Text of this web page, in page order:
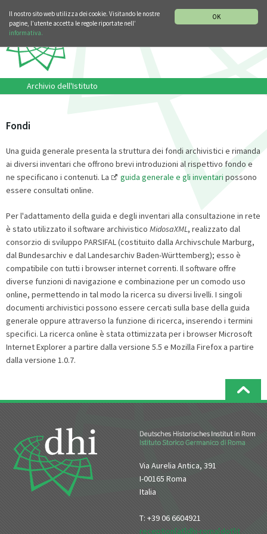
OK
Il nostro sito web utilizza dei cookie. Visitando le nostre
pagine, l’utente accetta le regole riportate nell’
informativa.
Archivio dell'Istituto
Fondi
Una guida generale presenta la struttura dei fondi archivistici e rimanda
ai diversi inventari che offrono brevi introduzioni al rispettivo fondo e
ne specificano i contenuti. La
guida generale e gli inventari possono
essere consultati online.
Per l'adattamento della guida e degli inventari alla consultazione in rete
è stato utilizzato il software archivistico MidosaXML, realizzato dal
consorzio di sviluppo PARSIFAL (costituito dalla Archivschule Marburg,
dal Bundesarchiv e dal Landesarchiv Baden-Württemberg); esso è
compatibile con tutti i browser internet correnti. Il software offre
diverse funzioni di navigazione e combinazione per un comodo uso
online, permettendo in tal modo la ricerca su diversi livelli. I singoli
documenti archivistici possono essere cercati sulla base della guida
generale oppure attraverso la funzione di ricerca, inserendo i termini
specifici. La ricerca online è stata ottimizzata per i browser Microsoft
Internet Explorer a partire dalla versione 5.5 e Mozilla Firefox a partire
dalla versione 1.0.7.
Via Aurelia Antica, 391
I-00165 Roma
Italia
T: +39 06 6604921
reception[at]dhi-roma[dot]it